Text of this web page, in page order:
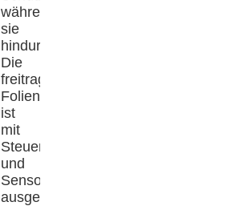
während
sie
hindurchlaufen.
Die
freitragende
Folienwickelmaschine
ist
mit
Steuerungen
und
Sensoren
ausgestattet,